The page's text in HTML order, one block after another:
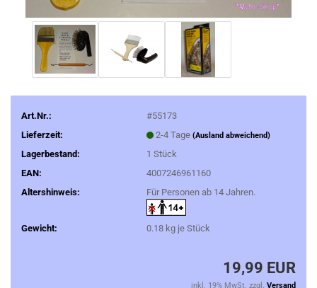
Art.Nr.:
#55173
Lieferzeit:
2-4 Tage (Ausland abweichend)
Lagerbestand: 1 Stück
EAN:
4007246961160
Altershinweis:
Für Personen ab 14 Jahren.
Gewicht: 0.18kg je Stück
19,99 EUR
inkl. 19% MwSt. zzgl. Versand